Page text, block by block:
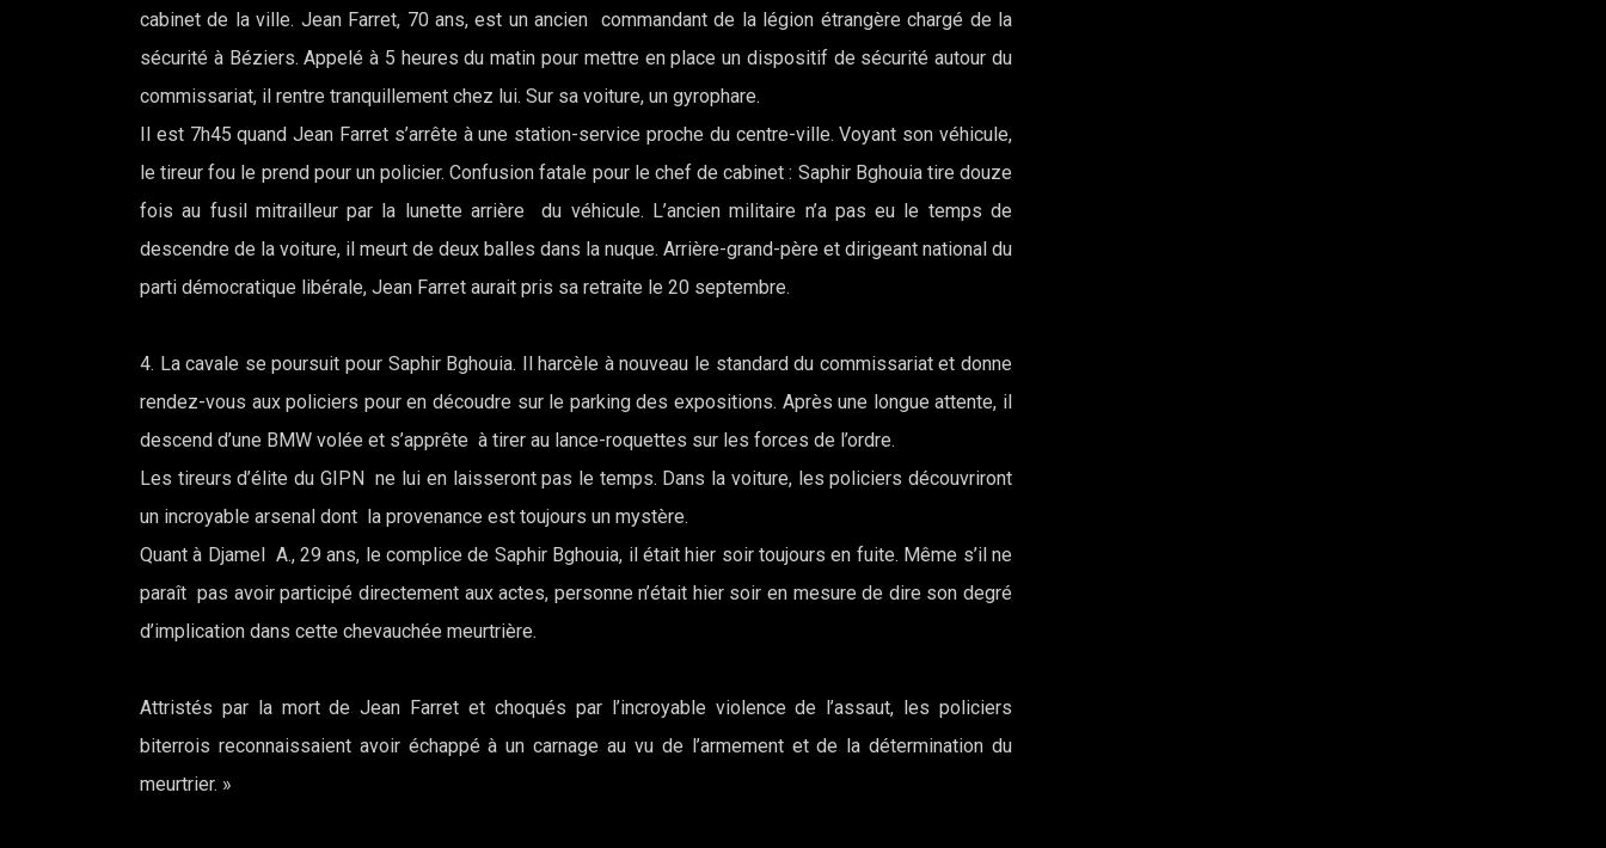
cabinet de la ville. Jean Farret, 70 ans, est un ancien commandant de la légion étrangère chargé de la
sécurité à Béziers. Appelé à 5 heures du matin pour mettre en place un dispositif de sécurité autour du
commissariat, il rentre tranquillement chez lui. Sur sa voiture, un gyrophare.
Il est 7h45 quand Jean Farret s’arrête à une station-service proche du centre-ville. Voyant son véhicule,
le tireur fou le prend pour un policier. Confusion fatale pour le chef de cabinet : Saphir Bghouia tire douze
fois au fusil mitrailleur par la lunette arrière du véhicule. L’ancien militaire n’a pas eu le temps de
descendre de la voiture, il meurt de deux balles dans la nuque. Arrière-grand-père et dirigeant national du
parti démocratique libérale, Jean Farret aurait pris sa retraite le 20 septembre.
4. La cavale se poursuit pour Saphir Bghouia. Il harcèle à nouveau le standard du commissariat et donne
rendez-vous aux policiers pour en découdre sur le parking des expositions. Après une longue attente, il
descend d’une BMW volée et s’apprête à tirer au lance-roquettes sur les forces de l’ordre.
Les tireurs d’élite du GIPN ne lui en laisseront pas le temps. Dans la voiture, les policiers découvriront
un incroyable arsenal dont la provenance est toujours un mystère.
Quant à Djamel A., 29 ans, le complice de Saphir Bghouia, il était hier soir toujours en fuite. Même s’il ne
paraît pas avoir participé directement aux actes, personne n’était hier soir en mesure de dire son degré
d’implication dans cette chevauchée meurtrière.
Attristés par la mort de Jean Farret et choqués par l’incroyable violence de l’assaut, les policiers
biterrois reconnaissaient avoir échappé à un carnage au vu de l’armement et de la détermination du
meurtrier. »